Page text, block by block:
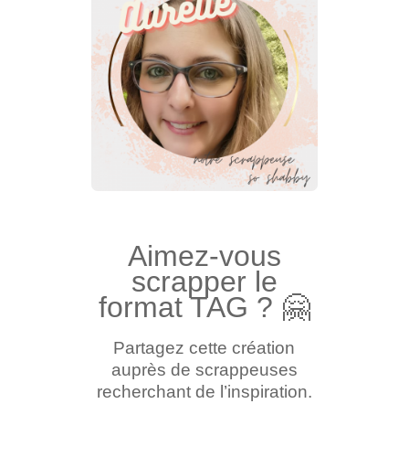
Aimez-vous
scrapper le
format TAG ? 🤗
Partagez cette création
auprès de scrappeuses
recherchant de l’inspiration.